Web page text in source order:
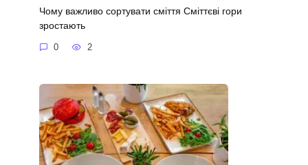
Чому важливо сортувати сміття Сміттєві гори
зростають
0 2